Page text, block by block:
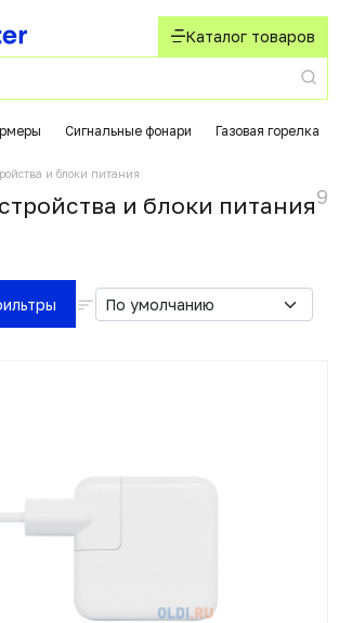
Каталог товаров
Сигнальные фонари Газовая горелка
и блоки питания
и блоки питания9